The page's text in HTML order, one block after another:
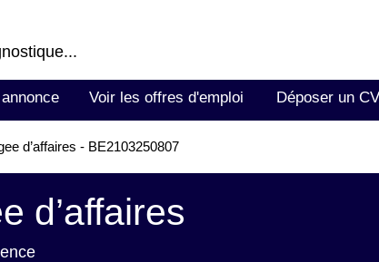
Voir les offres d'emploi Déposer un CV
d’affaires - BE2103250807
d’affaires